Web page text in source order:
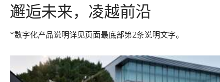
邂逅未来，凌越前沿
*数字化产品说明详见页面最底部第2条说明文字。